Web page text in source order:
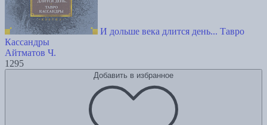
И дольше века длится день... Тавро
Кассандры
Айтматов Ч.
1295
Добавить в избранное